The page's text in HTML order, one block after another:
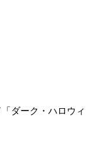
ダーク・ハロウィ